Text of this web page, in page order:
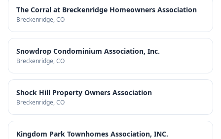
The Corral at Breckenridge Homeowners Association
Breckenridge, CO
Snowdrop Condominium Association, Inc.
Breckenridge, CO
Shock Hill Property Owners Association
Breckenridge, CO
Kingdom Park Townhomes Association, INC.